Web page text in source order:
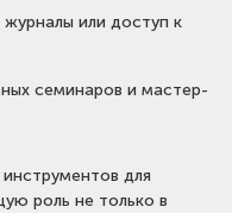
или доступ к
семинаров и мастер-
для
роль не только в